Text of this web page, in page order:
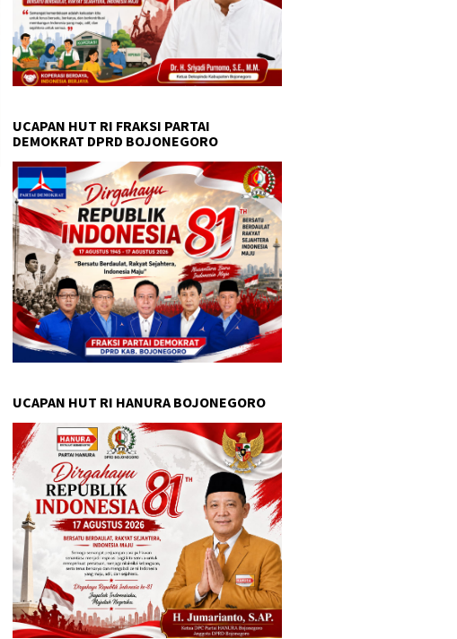
UCAPAN HUT RI FRAKSI PARTAI
DEMOKRAT DPRD BOJONEGORO
UCAPAN HUT RI HANURA BOJONEGORO